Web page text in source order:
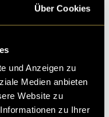
Über Cookies
und Anzeigen zu
Medien anbieten
Website zu
zu Ihrer